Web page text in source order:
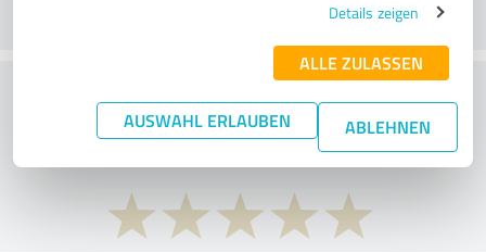
Details zeigen
ALLE ZULASSEN
AUSWAHL ERLAUBEN ABLEHNEN
Wat vind je van de prijs-
prestatieverhouding?